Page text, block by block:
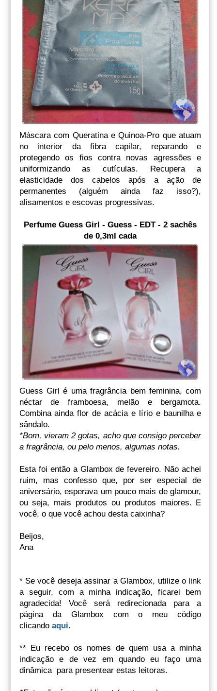
Máscara com Queratina e Quinoa-Pro que atuam
no interior da fibra capilar, reparando e
protegendo os fios contra novas agressões e
uniformizando as cutículas. Recupera a
elasticidade dos cabelos após a ação de
permanentes (alguém ainda faz isso?),
alisamentos e escovas progressivas.
Perfume Guess Girl - Guess - EDT - 2 sachês
de 0,3ml cada
Guess Girl é uma fragrância bem feminina, com
néctar de framboesa, melão e bergamota.
Combina ainda flor de acácia e lírio e baunilha e
sândalo.
*Bom, vieram 2 gotas, acho que consigo perceber
a fragrância, ou pelo menos, algumas notas.
Esta foi então a Glambox de fevereiro. Não achei
ruim, mas confesso que, por ser especial de
aniversário, esperava um pouco mais de glamour,
ou seja, mais produtos ou produtos maiores. E
você, o que você achou desta caixinha?
Beijos,
Ana
* Se você deseja assinar a Glambox, utilize o link
a seguir, com a minha indicação, ficarei bem
agradecida! Você será redirecionada para a
página da Glambox com o meu código
clicando aqui.
** Eu recebo os nomes de quem usa a minha
indicação e de vez em quando eu faço uma
dinâmica para presentear estas leitoras.